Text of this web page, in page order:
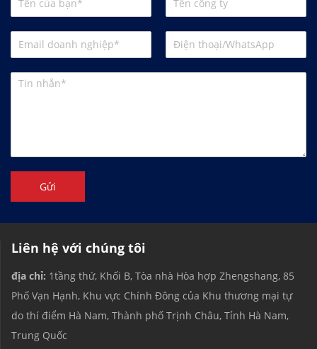
Gửi
Liên hệ với chúng tôi
địa chỉ: 1tầng thứ, Khối B, Tòa nhà Hòa hợp Zhengshang, 85
Phố Vạn Hạnh, Khu vực Chính Đông của Khu thương mại tự
do thí điểm Hà Nam, Thành phố Trịnh Châu, Tỉnh Hà Nam,
Trung Quốc